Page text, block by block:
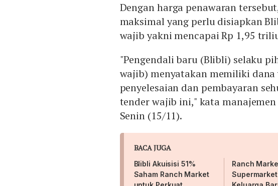
Dengan harga penawaran
maksimal yang perlu disiapkan
wajib yakni mencapai Rp 1,95
"Pengendali baru (Blibli) selaku
wajib) menyatakan memiliki
penyelesaian dan pembayaran
tender wajib ini," kata
Senin (15/11).
BACA JUGA
Blibli Akuisisi 51%
Saham Ranch Market
Ranch